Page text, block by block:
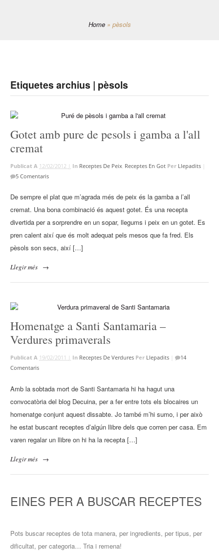
Home » pèsols
Etiquetes archius | pèsols
Gotet amb pure de pesols i gamba a l'all
cremat
Publicat A 12/02/2012 | In Receptes De Peix Receptes En Got Per Llepadits
5 Comentaris
De sempre el plat que m’agrada més de peix és la gamba a l’all
cremat. Una bona combinació és aquest gotet. És una recepta
divertida per a sorprendre en un sopar, llegums i peix en un gotet. Es
pren calent així que és molt adequat pels mesos que fa fred. Els
pèsols son secs, així […]
Llegir més →
Homenatge a Santi Santamaria –
Verdures primaverals
Publicat A 19/02/2011 | In Receptes De Verdures Per Llepadits
14
Comentaris
Amb la sobtada mort de Santi Santamaria hi ha hagut una
convocatòria del blog Decuina, per a fer entre tots els blocaires un
homenatge conjunt aquest dissabte. Jo també m’hi sumo, i per això
he estat buscant receptes d’algún llibre dels que corren per casa. Em
varen regalar un llibre on hi ha la recepta […]
Llegir més →
EINES PER A BUSCAR RECEPTES
Pots buscar receptes de tota manera, per ingredients, per tipus, per
dificultat, per categoria… Tria i remena!